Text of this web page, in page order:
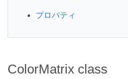
プロパティ
ColorMatrix class